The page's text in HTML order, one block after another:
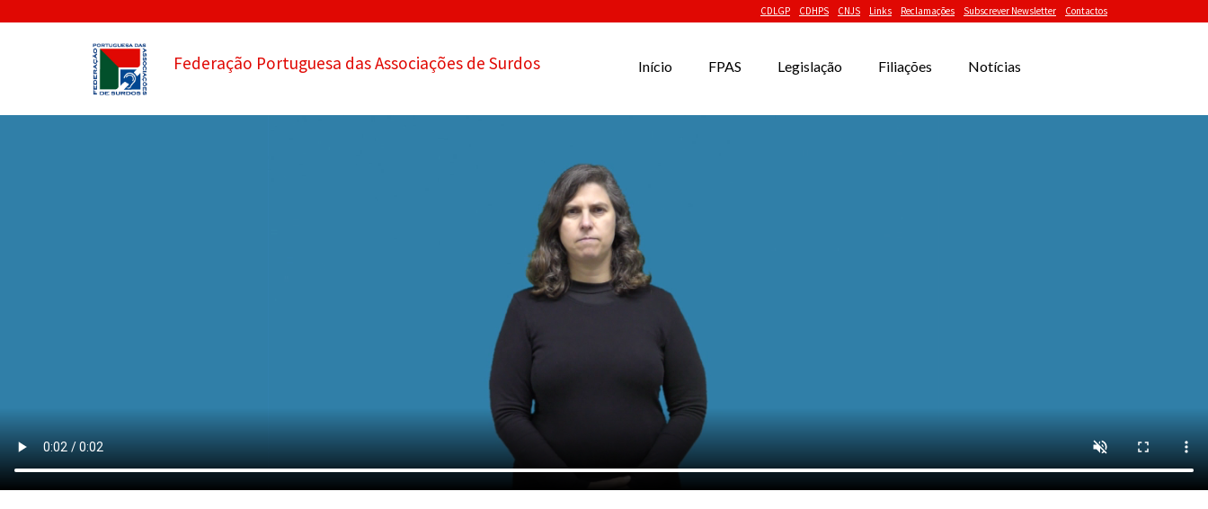
CDLGP CDHPS CNJS Links Reclamações Subscrever Newsletter Contactos
Federação Portuguesa das Associações de Surdos Início FPAS Legislação Filiações Notícias